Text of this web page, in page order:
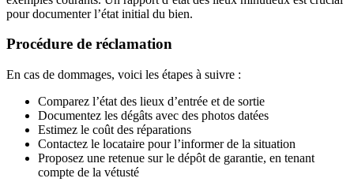
pour documenter l’état initial du bien.
Procédure de réclamation
En cas de dommages, voici les étapes à suivre :
Comparez l’état des lieux d’entrée et de sortie
Documentez les dégâts avec des photos datées
Estimez le coût des réparations
Contactez le locataire pour l’informer de la situation
Proposez une retenue sur le dépôt de garantie, en tenant
compte de la vétusté